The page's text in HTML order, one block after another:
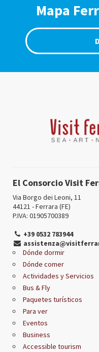
Mapa
El Consorcio Visit
Via Borgo dei Leoni, 11
44121 - Ferrara (FE)
P.IVA: 01905700389
+39 0532 783944
Dónde dormir
Dónde comer
Actividades y Servicios
Bus & Fly
Paquetes turísticos
Para ver
Eventos
Business
Accessible tourism